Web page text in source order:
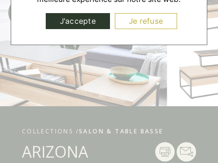
COLLECTIONS /SALON & TABLE BASSE
ARIZONA
J'accepte Je refuse